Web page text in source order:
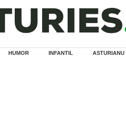
HUMOR INFANTIL ASTURIANU